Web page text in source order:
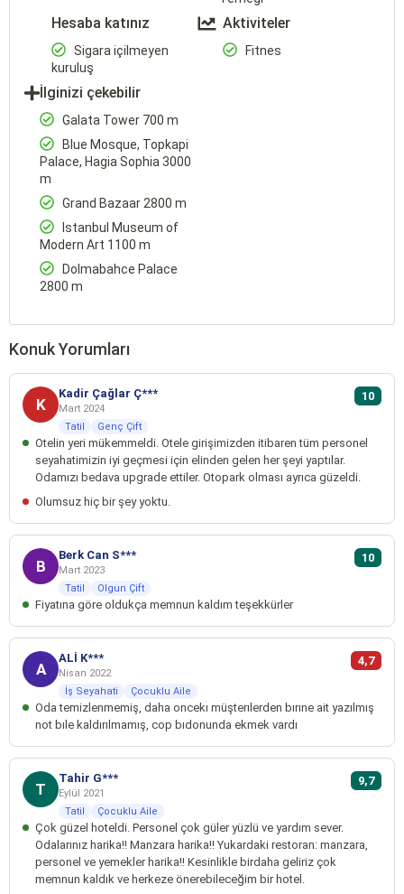
Hesaba katınız
Sigara içilmeyen
kuruluş
Aktiviteler
Fitnes
İlginizi çekebilir
Galata Tower 700 m
Blue Mosque, Topkapi
Palace, Hagia Sophia 3000
m
Grand Bazaar 2800 m
Istanbul Museum of
Modern Art 1100 m
Dolmabahce Palace
2800 m
Konuk Yorumları
K
Kadir Çağlar Ç***
Mart 2024
Tatil
Genç Çift
10
Otelin yeri mükemmeldi. Otele girişimizden itibaren tüm personel
seyahatimizin iyi geçmesi için elinden gelen her şeyi yaptılar.
Odamızı bedava upgrade ettiler. Otopark olması ayrıca güzeldi.
Olumsuz hiç bir şey yoktu.
B
Berk Can S***
Mart 2023
Tatil
Olgun Çift
10
Fiyatına göre oldukça memnun kaldım teşekkürler
A
ALİ K***
Nisan 2022
İş Seyahati
Çocuklu Aile
4,7
Oda temizlenmemiş, daha oncekı müşterılerden bırıne ait yazılmış
not bıle kaldırılmamış, cop bıdonunda ekmek vardı
T
Tahir G***
Eylül 2021
Tatil
Çocuklu Aile
9,7
Çok güzel hoteldi. Personel çok güler yüzlü ve yardım sever.
Odalarınız harika!! Manzara harika!! Yukardaki restoran: manzara,
personel ve yemekler harika!! Kesinlikle birdaha geliriz çok
memnun kaldık ve herkeze önerebileceğim bir hotel.